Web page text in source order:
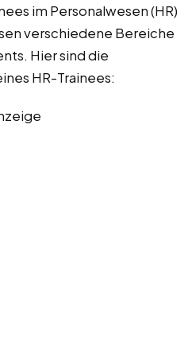
im Personalwesen (HR)
verschiedene Bereiche
Hier sind die
HR-Trainees: